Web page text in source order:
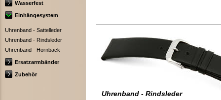
Wasserfest
Einhängesystem
Uhrenband - Sattelleder
Uhrenband - Rindsleder
Uhrenband - Hornback
Ersatzarmbänder
Zubehör
Uhrenband - Rindsleder